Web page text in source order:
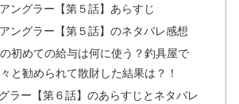
ングラー【第５話】あらすじ
ングラー【第５話】のネタバレ感想
初めての給与は何に使う？釣具屋で
と勧められて散財した結果は？！
ラー【第６話】のあらすじとネタバレ